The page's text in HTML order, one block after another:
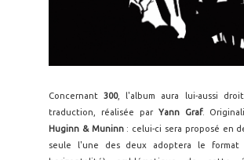
Concernant300, l'album aura lui-aussi
traduction, réalisée par Yann Graf.
Huginn & Muninn: celui-ci sera proposé en
seule l'une des deux adoptera le